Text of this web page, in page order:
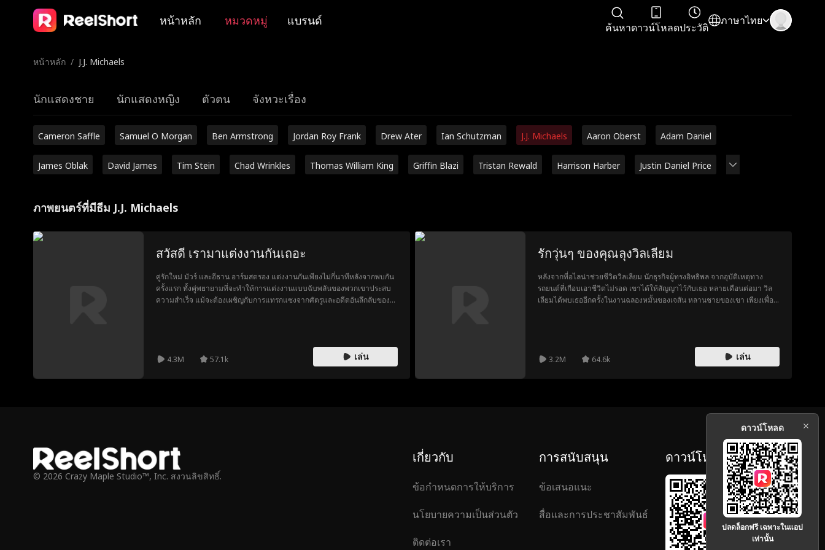
หน้าหลัก หมวดหมู่ แบรนด์
ค้นหาดาวน์โหลดประวัติ
ภาษาไทย
หน้าหลัก / J.J. Michaels
นักแสดงชาย นักแสดงหญิง ตัวตน จังหวะเรื่อง
Cameron Saffle Samuel O Morgan Ben Armstrong Jordan Roy Frank Drew Ater Ian Schutzman J.J. Michaels Aaron Oberst Adam Daniel
James Oblak David James Tim Stein Chad Wrinkles Thomas William King Griffin Blazi Tristan Rewald Harrison Harber Justin Daniel Price
ภาพยนตร์ที่มีธีม J.J. Michaels
สวัสดี เรามาแต่งงานกันเถอะ
คู่รักใหม่ มัวร์ และอีธาน อาร์มสตรอง แต่งงานกันเพียงไม่กี่นาทีหลังจากพบกัน
ครั้งแรก ทั้งคู่พยายามที่จะทำให้การแต่งงานแบบฉับพลันของพวกเขาประสบ
ความสำเร็จ แม้จะต้องเผชิญกับการแทรกแซงจากศัตรูและอดีตอันลึกลับของ
4.3M 57.1k เล่น
รักวุ่นๆ ของคุณลุงวิลเลียม
หลังจากที่อไลน่าช่วยชีวิตวิลเลียม นักธุรกิจผู้ทรงอิทธิพล จากอุบัติเหตุทาง
รถยนต์ที่เกือบเอาชีวิตไม่รอด เขาได้ให้สัญญาไว้กับเธอ หลายเดือนต่อมา วิล
เลียมได้พบเธออีกครั้งในงานฉลองหมั้นของเจสัน หลานชายของเขา เพียงเพื่อ
ความปรารถนาที่จะได้เห็นหลานสาวแต่งงานยังคงค้างคาใจ อไลน่าจึงขอให้
วิลเลียมแต่งงานกับเธอด้วยสัญญาลับหนึ่งปี วิลเลียมเห็นว่านี่คือโอกาสที่จะได้
ชนะใจเธอ และในขณะที่เขาปกป้องดูแลเธอ อไลน่าก็เริ่มตกหลุมรักเขาเช่นกัน
3.2M 64.6k เล่น
© 2026 Crazy Maple Studio™, Inc. สงวนลิขสิทธิ์.
เกี่ยวกับ
ข้อกำหนดการให้บริการ
นโยบายความเป็นส่วนตัว
ติดต่อเรา
การสนับสนุน
ข้อเสนอแนะ
สื่อและการประชาสัมพันธ์
ดาวน์โหลด
ดาวน์โหลด
ปลดล็อกฟรี เฉพาะในแอป
เท่านั้น